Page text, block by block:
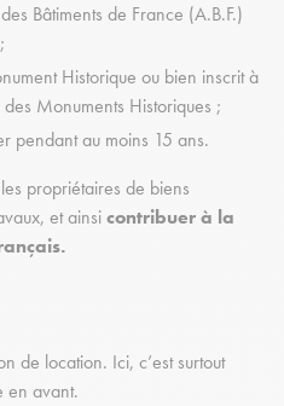
Bâtiments de France (A.B.F.)
Historique ou bien inscrit à
Monuments Historiques ;
pendant au moins 15 ans.
propriétaires de biens
et ainsicontribuer à la
de location. Ici, c’est surtout
en avant.